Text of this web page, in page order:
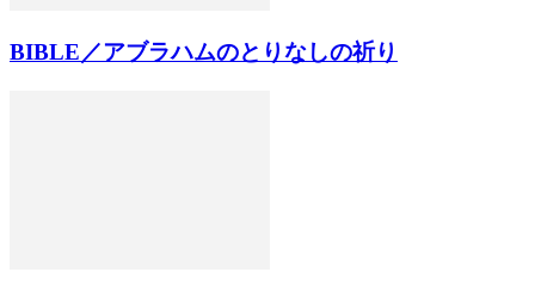
BIBLE／アブラハムのとりなしの祈り